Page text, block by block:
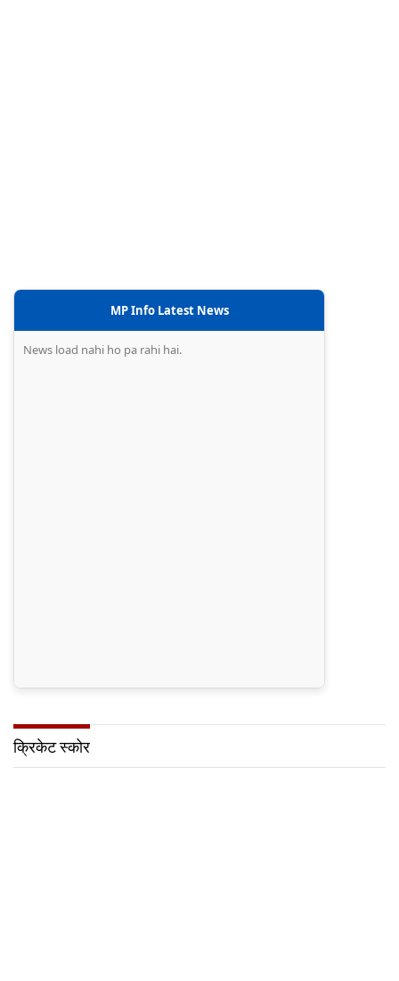
MP Info Latest News
News load nahi ho pa rahi hai.
क्रिकेट स्कोर